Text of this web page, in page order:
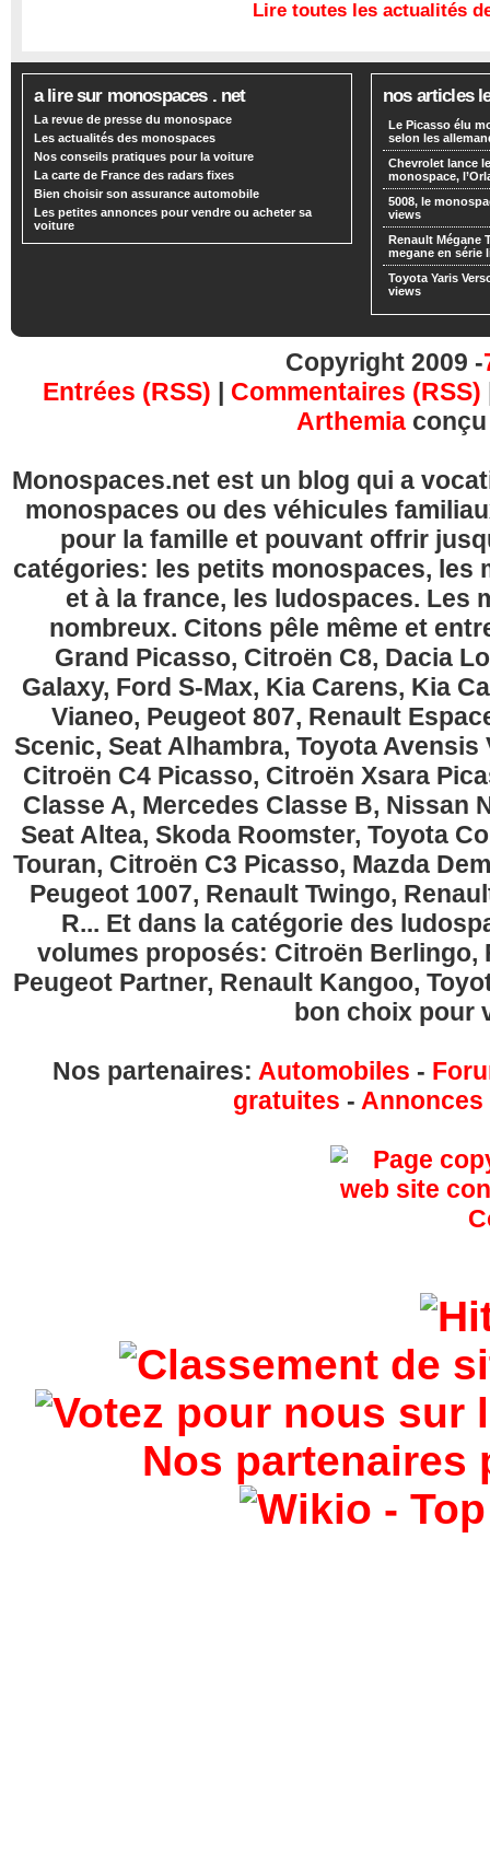
Lire toutes les actualités
a lire sur monospaces . net
La revue de presse du monospace
Les actualités des monospaces
Nos conseils pratiques pour la voiture
La carte de France des radars fixes
Bien choisir son assurance automobile
Les petites annonces pour vendre ou acheter sa
voiture
nos articles
Le Picasso élu
selon les
Chevrolet lance
monospace,
5008, le
views
Renault Mégane
megane en série
Toyota Yaris
views
Copyright 2009 -
Entrées (RSS) | Commentaires (RSS)
Arthemia
Monospaces.net est un blog qui a
monospaces ou des véhicules
pour la famille et pouvant offrir
catégories: les petits monospaces, les
et à la france, les ludospaces. Les
nombreux. Citons pêle même et
Grand Picasso, Citroën C8, Dacia
Galaxy, Ford S-Max, Kia Carens, Kia
Vianeo, Peugeot 807, Renault
Scenic, Seat Alhambra, Toyota
Citroën C4 Picasso, Citroën Xsara
Classe A, Mercedes Classe B, Nissan
Seat Altea, Skoda Roomster, Toyota
Touran, Citroën C3 Picasso, Mazda
Peugeot 1007, Renault Twingo,
R... Et dans la catégorie des
volumes proposés: Citroën Berlingo,
Peugeot Partner, Renault Kangoo,
bon choix pour
Nos partenaires: Automobiles -
gratuites -
Nos partenaires